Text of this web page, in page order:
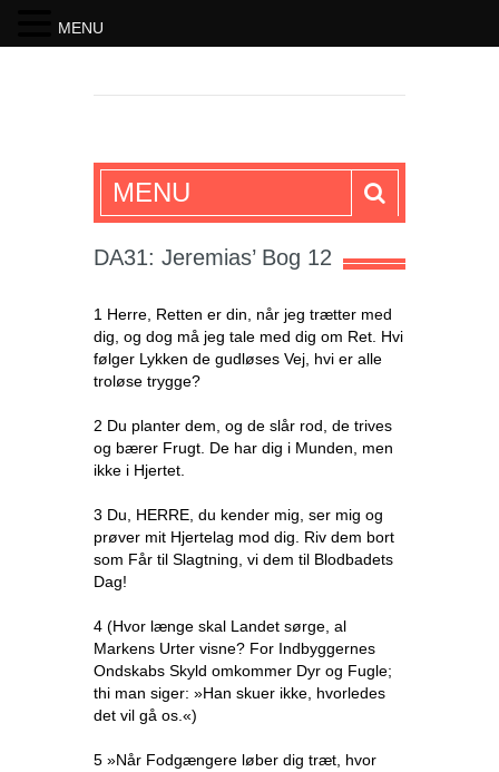
SKRIFTEN
MENU
DA31: Jeremias’ Bog 12
1 Herre, Retten er din, når jeg trætter med
dig, og dog må jeg tale med dig om Ret. Hvi
følger Lykken de gudløses Vej, hvi er alle
troløse trygge?
2 Du planter dem, og de slår rod, de trives
og bærer Frugt. De har dig i Munden, men
ikke i Hjertet.
3 Du, HERRE, du kender mig, ser mig og
prøver mit Hjertelag mod dig. Riv dem bort
som Får til Slagtning, vi dem til Blodbadets
Dag!
4 (Hvor længe skal Landet sørge, al
Markens Urter visne? For Indbyggernes
Ondskabs Skyld omkommer Dyr og Fugle;
thi man siger: »Han skuer ikke, hvorledes
det vil gå os.«)
5 »Når Fodgængere løber dig træt, hvor
MENU